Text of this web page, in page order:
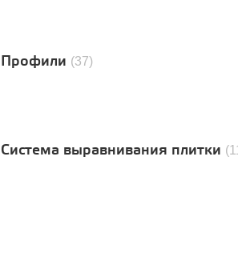
Профили (37)
Система выравнивания плитки